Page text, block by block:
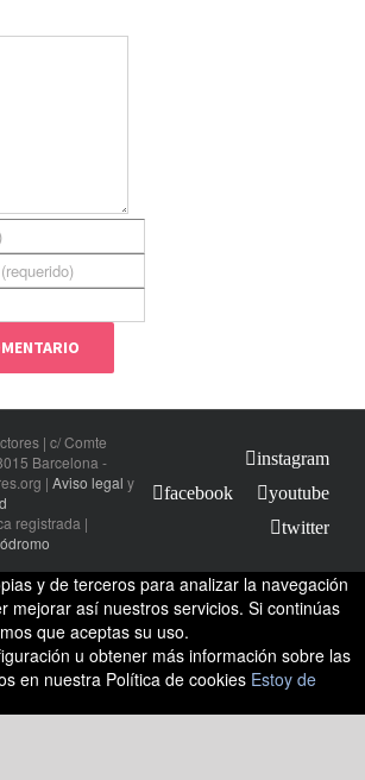
| c/ Comte
Barcelona -
| Aviso legal y
registrada |
instagram
facebook
youtube
twitter
y de terceros para analizar la navegación
mejorar así nuestros servicios. Si continúas
que aceptas su uso.
u obtener más información sobre las
en nuestra Política de cookies Estoy de